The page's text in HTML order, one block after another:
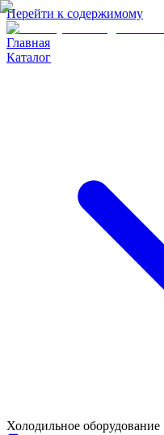
Перейти к содержимому
Главная
Каталог
Холодильное оборудование